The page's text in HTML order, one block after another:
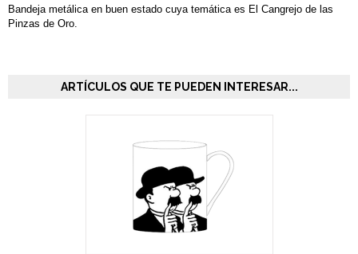
Bandeja metálica en buen estado cuya temática es El Cangrejo de las
Pinzas de Oro.
ARTÍCULOS QUE TE PUEDEN INTERESAR...